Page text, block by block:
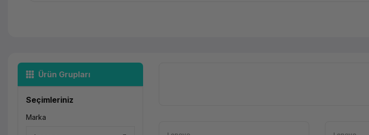
İşlemci:
RAM:8 GB temel kullanım için yeterlidir; çoklu uygulama ve sanal makine ihtiyaçlarında 16 GB ve üzeri önerilir.
Depolama:NVMe SSD, HDD'ye kıyasla 5-10 kat daha hızlı okuma/yazma sunar; 512 GB konforlu başlangıç noktasıdır.
Ekran:
Mobil kullanım için 14 inç FHD; sunum ve çok pencere çalışması için 15-17 inç QHD veya üzeri uygundur.
Güvenlik:Kurumsal modellerde TPM 2.0 çipset, parmak izi okuyucu ve gizlilik ekranı standart olarak aranmalıdır.
Sık Sorulan Sorular (SSS)
Ürün Grupları
Seçimleriniz
Marka